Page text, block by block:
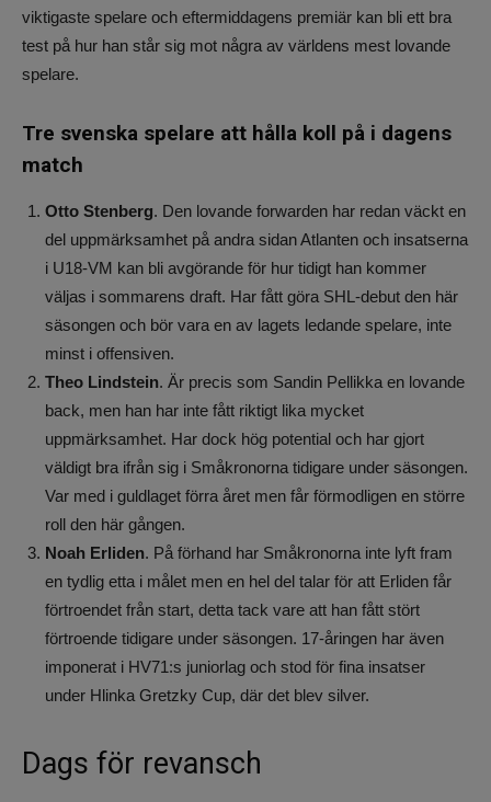
viktigaste spelare och eftermiddagens premiär kan bli ett bra
test på hur han står sig mot några av världens mest lovande
spelare.
Tre svenska spelare att hålla koll på i dagens
match
Otto Stenberg. Den lovande forwarden har redan väckt en
del uppmärksamhet på andra sidan Atlanten och insatserna
i U18-VM kan bli avgörande för hur tidigt han kommer
väljas i sommarens draft. Har fått göra SHL-debut den här
säsongen och bör vara en av lagets ledande spelare, inte
minst i offensiven.
Theo Lindstein. Är precis som Sandin Pellikka en lovande
back, men han har inte fått riktigt lika mycket
uppmärksamhet. Har dock hög potential och har gjort
väldigt bra ifrån sig i Småkronorna tidigare under säsongen.
Var med i guldlaget förra året men får förmodligen en större
roll den här gången.
Noah Erliden. På förhand har Småkronorna inte lyft fram
en tydlig etta i målet men en hel del talar för att Erliden får
förtroendet från start, detta tack vare att han fått stört
förtroende tidigare under säsongen. 17-åringen har även
imponerat i HV71:s juniorlag och stod för fina insatser
under Hlinka Gretzky Cup, där det blev silver.
Dags för revansch